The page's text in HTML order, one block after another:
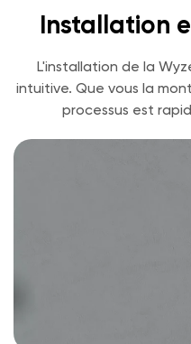
Installation
L'installation de la
intuitive. Que vous la
processus est